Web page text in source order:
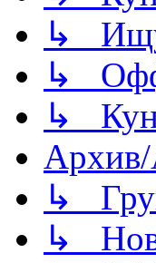
↳ Ищу
↳
↳
↳
↳